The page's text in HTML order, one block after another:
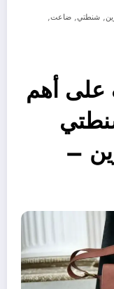
, شنطتي, ضاعت,
أهم
–